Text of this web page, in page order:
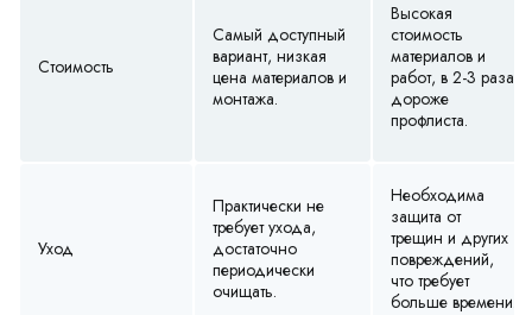
Стоимость
Самый доступный
вариант, низкая
цена материалов и
монтажа.
Высокая
стоимость
материалов и
работ, в 2-3 раза
дороже
профлиста.
Уход
Практически не
требует ухода,
достаточно
периодически
очищать.
Необходима
защита от
трещин и других
повреждений,
что требует
больше времени.